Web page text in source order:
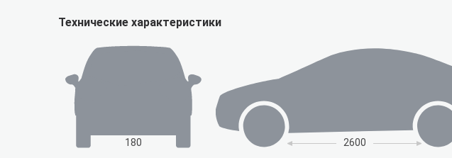
Технические характеристики
180
2600